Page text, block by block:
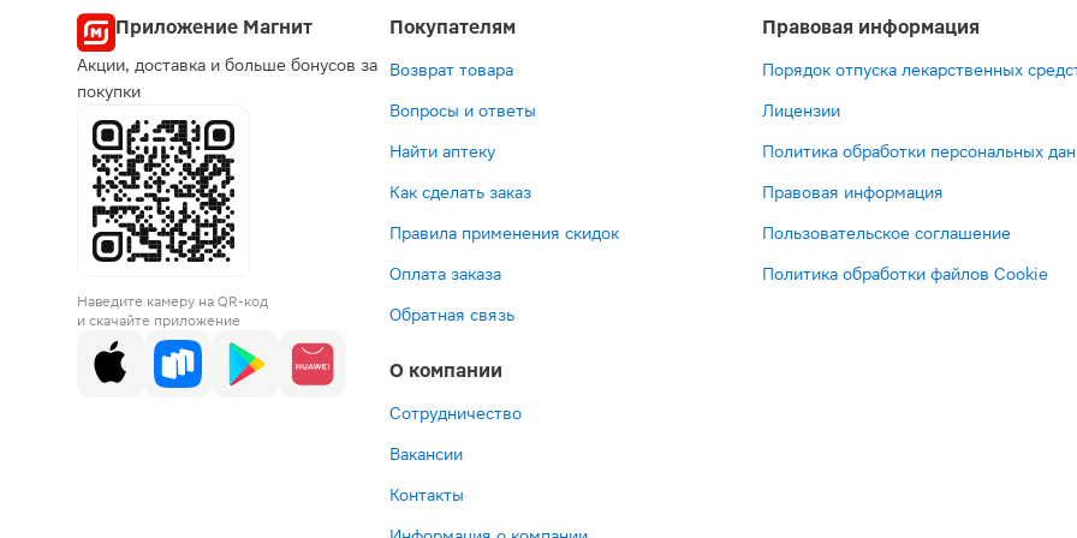
Приложение Магнит
Акции, доставка и больше бонусов за
покупки
Наведите камеру на QR-код
и скачайте приложение
Покупателям
Возврат товара
Вопросы и ответы
Найти аптеку
Как сделать заказ
Правила применения скидок
Оплата заказа
Обратная связь
О компании
Сотрудничество
Вакансии
Контакты
Правовая информация
Порядок отпуска лекарственных
Лицензии
Политика обработки персональных
Правовая информация
Пользовательское соглашение
Политика обработки файлов Cookie